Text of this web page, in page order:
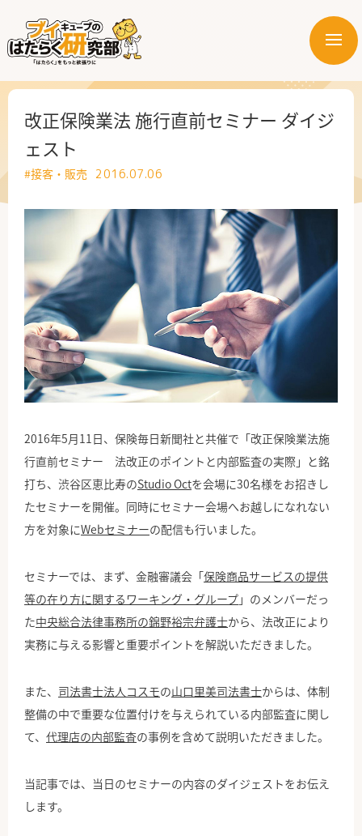
メ
ー
はたらく部署
はたらく課題
公式X
公式Facebook
改正保険業法 施行直前セミナー ダイジ
ェスト
#接客・販売 2016.07.06
2016年5月11日、保険毎日新聞社と共催で「改正保険業法施
行直前セミナー 法改正のポイントと内部監査の実際」と銘
打ち、渋谷区恵比寿のStudio Octを会場に30名様をお招きし
たセミナーを開催。同時にセミナー会場へお越しになれない
方を対象にWebセミナーの配信も行いました。
セミナーでは、まず、金融審議会「保険商品サービスの提供
等の在り方に関するワーキング・グループ 」のメンバーだっ
た中央総合法律事務所の錦野裕宗弁護士から、法改正により
実務に与える影響と重要ポイントを解説いただきました。
また、 司法書士法人コスモの山口里美司法書士からは、体制
整備の中で重要な位置付けを与えられている内部監査に関し
て、 代理店の内部監査の事例を含めて説明いただきました。
当記事では、当日のセミナーの内容のダイジェストをお伝え
します。